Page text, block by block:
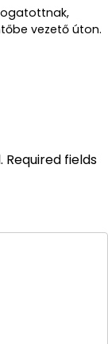
vezető úton.
Required fields